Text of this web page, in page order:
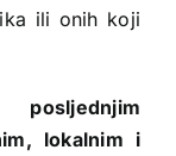
ili onih koji
lokalnim i